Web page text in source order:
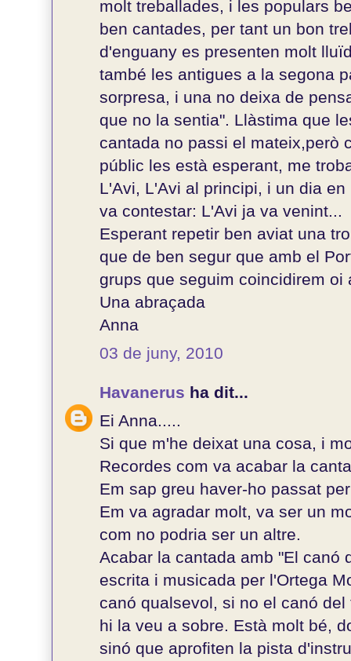
molt treballades, i les populars
ben cantades, per tant un bon
d'enguany es presenten molt
també les antigues a la segona
sorpresa, i una no deixa de
que no la sentia". Llàstima que
cantada no passi el mateix,però
públic les està esperant, me
L'Avi, L'Avi al principi, i un dia
va contestar: L'Avi ja va venint...
Esperant repetir ben aviat una
que de ben segur que amb el
grups que seguim coincidirem oi
Una abraçada
Anna
03 de juny, 2010
Havanerus ha dit...
Ei Anna.....
Si que m'he deixat una cosa, i
Recordes com va acabar la
Em sap greu haver-ho passat
Em va agradar molt, va ser un
com no podria ser un altre.
Acabar la cantada amb "El canó
escrita i musicada per l'Ortega
canó qualsevol, si no el canó
hi la veu a sobre. Està molt bé,
sinó que aprofiten la pista